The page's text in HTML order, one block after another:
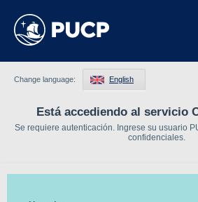
Está accediendo al servicio
Se requiere autenticación. Ingrese su usuario
confidenciales.
Change language: English